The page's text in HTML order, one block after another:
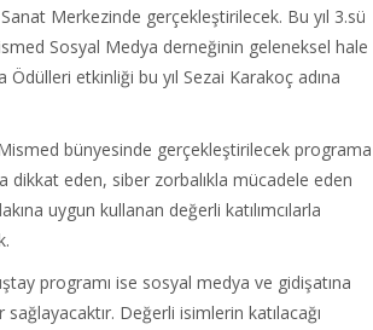
Merkezinde gerçekleştirilecek. Bu yıl 3.sü
Sosyal Medya derneğinin geleneksel hale
Ödülleri etkinliği bu yıl Sezai Karakoç adına
bünyesinde gerçekleştirilecek programa
dikkat eden, siber zorbalıkla mücadele eden
uygun kullanan değerli katılımcılarla
programı ise sosyal medya ve gidişatına
Değerli isimlerin katılacağı